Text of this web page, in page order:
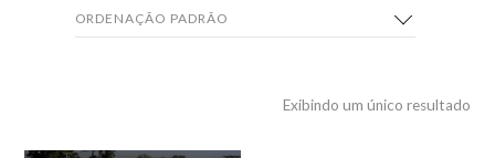
Exibindo um único resultado